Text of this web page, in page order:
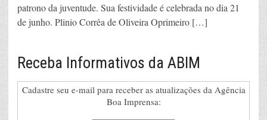
patrono da juventude. Sua festividade é celebrada no dia 21
de junho. Plinio Corrêa de Oliveira Oprimeiro […]
Receba Informativos da ABIM
Cadastre seu e-mail para receber as atualizações da Agência
Boa Imprensa: